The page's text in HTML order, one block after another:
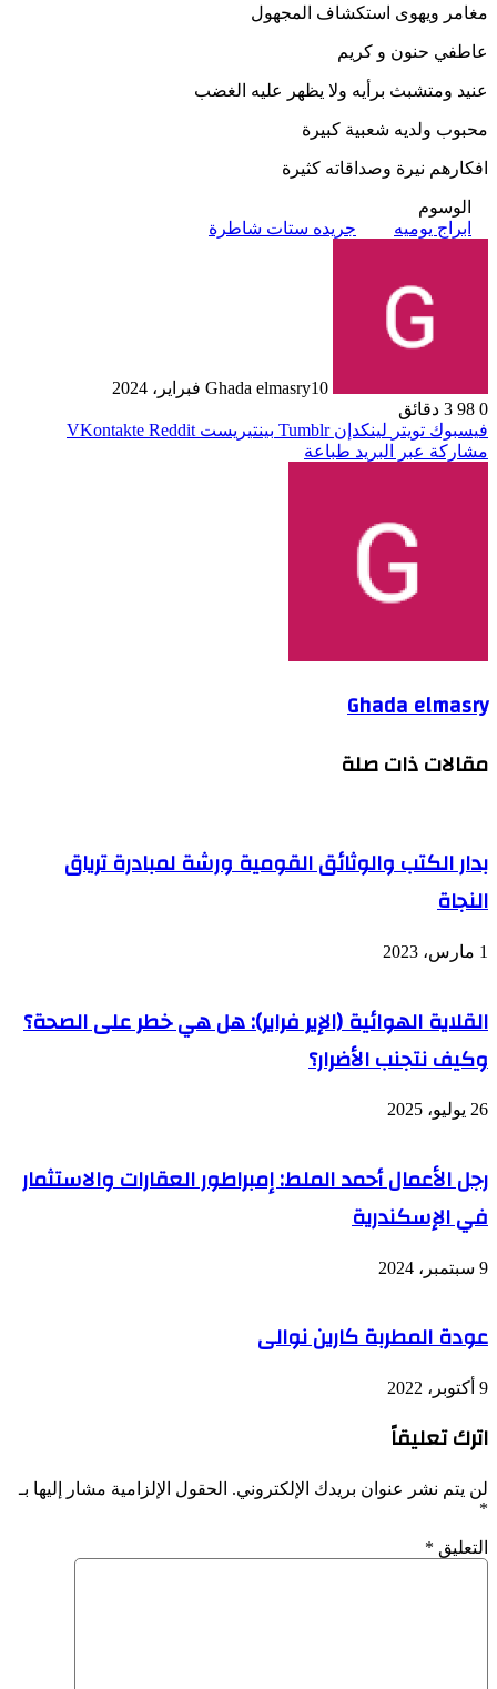
مغامر ويهوى استكشاف المجهول
عاطفي حنون و كريم
عنيد ومتشبث برأيه ولا يظهر عليه الغضب
محبوب ولديه شعبية كبيرة
افكارهم نيرة وصداقاته كثيرة
الوسوم
ابراج يوميه
جريده ستات شاطرة
Ghada elmasry10 فبراير، 2024
0
3 دقائق
فيسبوك تويتر لينكدإن بينتيريست
مشاركة عبر البريد طباعة
Ghada elmasry
مقالات ذات صلة
بدار الكتب والوثائق القومية ورشة لمبادرة ترياق
النجاة
1 مارس، 2023
القلاية الهوائية (الإير فراير): هل هي خطر على الصحة؟
وكيف نتجنب الأضرار؟
26 يوليو، 2025
رجل الأعمال أحمد الملط: إمبراطور العقارات والاستثمار
في الإسكندرية
9 سبتمبر، 2024
عودة المطربة كارين نوالى
9 أكتوبر، 2022
اترك تعليقاً
لن يتم نشر عنوان بريدك الإلكتروني. الحقول الإلزامية مشار إليها بـ
*
التعليق *